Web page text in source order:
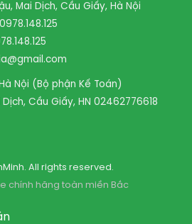
Mai Dịch, Cầu Giấy, Hà Nội
0978.148.125
Hà Nội (Bộ phận Kế Toán)
Dịch, Cầu Giấy, HN 02462776618
All rights reserved.
chính hãng toàn miền Bắc